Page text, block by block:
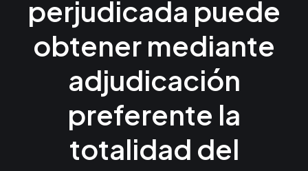
perjudicada puede
obtener mediante
adjudicación
preferente la
totalidad del